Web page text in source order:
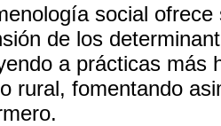
social
de los
a prácticas más
rural, fomentando